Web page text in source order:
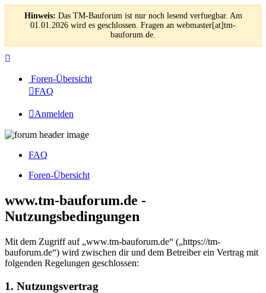
Hinweis: Das TM-Bauforum ist nur noch lesend verfuegbar. Am
01.01.2026 wird es geschlossen. Fragen an webmaster[at]tm-
bauforum.de.
Foren-Übersicht
FAQ
Anmelden
FAQ
Foren-Übersicht
www.tm-bauforum.de -
Nutzungsbedingungen
Mit dem Zugriff auf „www.tm-bauforum.de“ („https://tm-
bauforum.de“) wird zwischen dir und dem Betreiber ein Vertrag mit
folgenden Regelungen geschlossen:
1. Nutzungsvertrag